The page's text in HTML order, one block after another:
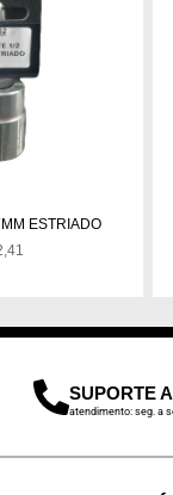
ESTRIADO
SUPORTE
atendimento: seg. a